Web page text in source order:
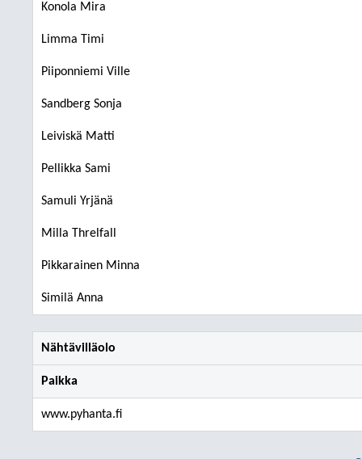
Konola Mira
Limma Timi
Piiponniemi Ville
Sandberg Sonja
Leiviskä Matti
Pellikka Sami
Samuli Yrjänä
Milla Threlfall
Pikkarainen Minna
Similä Anna
Nähtävilläolo
Paikka
www.pyhanta.fi